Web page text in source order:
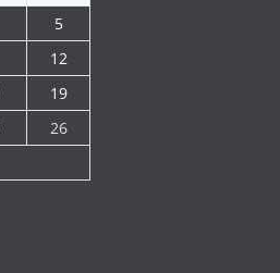
5
12
19
26